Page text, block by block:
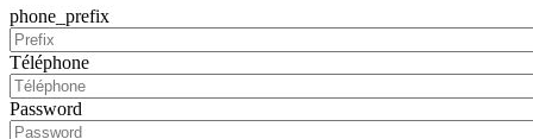
phone_prefix
Téléphone
Password